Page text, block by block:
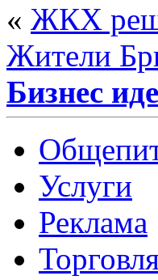
« ЖКХ
Жители
Бизнес
Услуги
Реклама